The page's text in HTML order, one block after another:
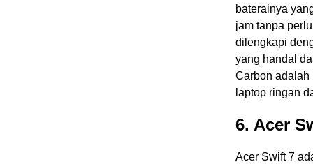
baterainya
jam tanpa
dilengkapi
yang handal
Carbon adalah
laptop ringan
6. Acer
Acer Swift 7